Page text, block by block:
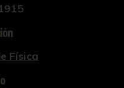
Física